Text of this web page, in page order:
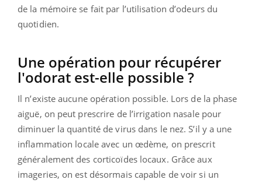
de la mémoire se fait par l’utilisation d’odeurs du
quotidien.
Une opération pour récupérer
l'odorat est-elle possible ?
Il n’existe aucune opération possible. Lors de la phase
aiguë, on peut prescrire de l’irrigation nasale pour
diminuer la quantité de virus dans le nez. S’il y a une
inflammation locale avec un œdème, on prescrit
généralement des corticoïdes locaux. Grâce aux
imageries, on est désormais capable de voir si un